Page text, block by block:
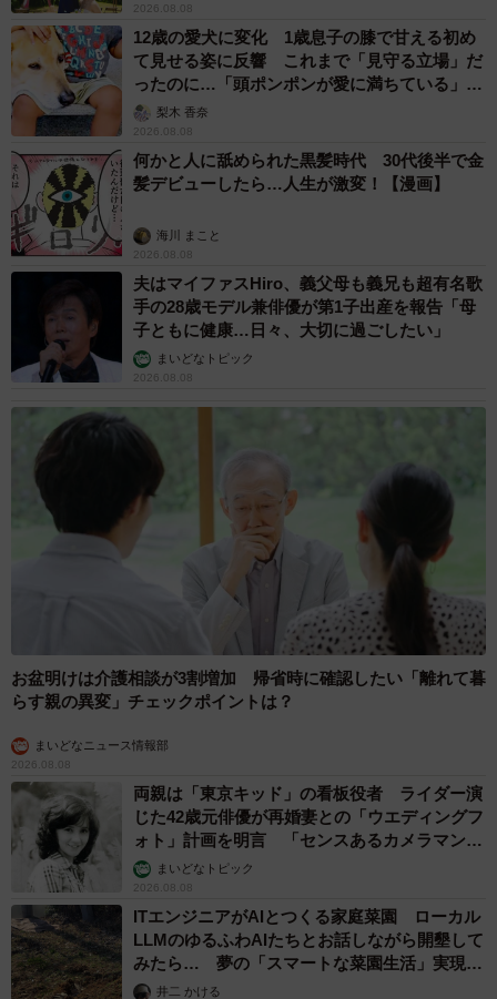
2026.08.08
12歳の愛犬に変化 1歳息子の膝で甘える初め
て見せる姿に反響 これまで「見守る立場」だ
ったのに…「頭ポンポンが愛に満ちている」
「尊…」
梨木 香奈
2026.08.08
何かと人に舐められた黒髪時代 30代後半で金
髪デビューしたら…人生が激変！【漫画】
海川 まこと
2026.08.08
夫はマイファスHiro、義父母も義兄も超有名歌
手の28歳モデル兼俳優が第1子出産を報告「母
子ともに健康…日々、大切に過ごしたい」
まいどなトピック
2026.08.08
お盆明けは介護相談が3割増加 帰省時に確認したい「離れて暮
らす親の異変」チェックポイントは？
まいどなニュース情報部
2026.08.08
両親は「東京キッド」の看板役者 ライダー演
じた42歳元俳優が再婚妻との「ウエディングフ
ォト」計画を明言 「センスあるカメラマン求
む」まいどなトピック
2026.08.08
ITエンジニアがAIとつくる家庭菜園 ローカル
LLMのゆるふわAIたちとお話しながら開墾して
みたら… 夢の「スマートな菜園生活」実現な
るか井二 かける